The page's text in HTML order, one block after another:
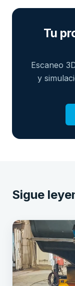
Tu
Escaneo
y
Sigue